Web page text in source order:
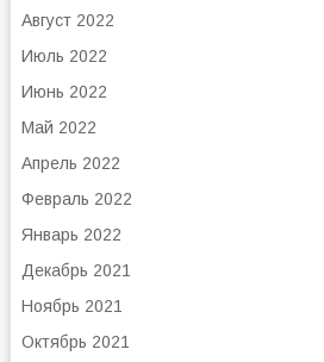
Август 2022
Июль 2022
Июнь 2022
Май 2022
Апрель 2022
Февраль 2022
Январь 2022
Декабрь 2021
Ноябрь 2021
Октябрь 2021